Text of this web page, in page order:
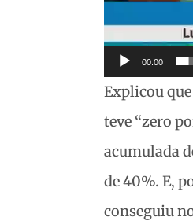
00:00
Explicou
teve “zero
acumulada
de 40%. E,
conseguiu